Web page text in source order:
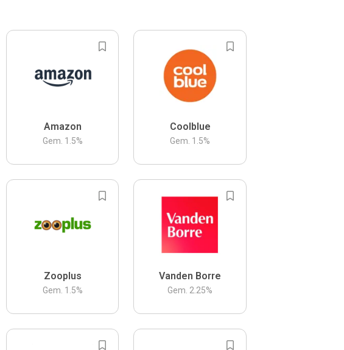
Amazon
Gem. 1.5%
Coolblue
Gem. 1.5%
Zooplus
Gem. 1.5%
Vanden Borre
Gem. 2.25%